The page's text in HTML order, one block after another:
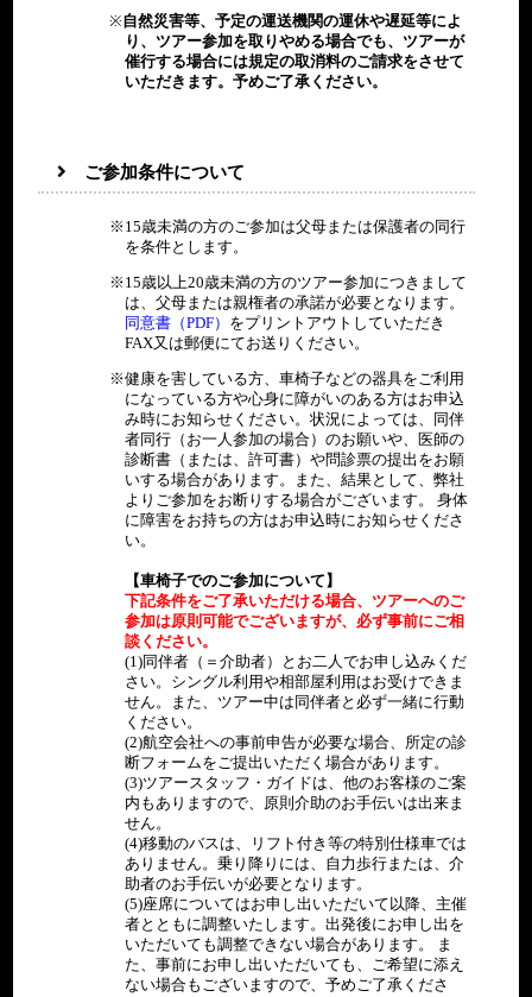
自然災害等、予定の運送機関の運休や遅延等によ
り、ツアー参加を取りやめる場合でも、ツアーが
催行する場合には規定の取消料のご請求をさせて
いただきます。予めご了承ください。
ご参加条件について
15歳未満の方のご参加は父母または保護者の同行
を条件とします。
15歳以上20歳未満の方のツアー参加につきまして
は、父母または親権者の承諾が必要となります。
同意書（PDF） をプリントアウトしていただき
FAX又は郵便にてお送りください。
健康を害している方、車椅子などの器具をご利用
になっている方や心身に障がいのある方はお申込
み時にお知らせください。状況によっては、同伴
者同行（お一人参加の場合）のお願いや、医師の
診断書（または、許可書）や問診票の提出をお願
いする場合があります。また、結果として、弊社
よりご参加をお断りする場合がございます。 身体
に障害をお持ちの方はお申込時にお知らせくださ
い。
【車椅子でのご参加について】
下記条件をご了承いただける場合、ツアーへのご
参加は原則可能でございますが、必ず事前にご相
談ください。
(1)同伴者（＝介助者）とお二人でお申し込みくだ
さい。シングル利用や相部屋利用はお受けできま
せん。また、ツアー中は同伴者と必ず一緒に行動
ください。
(2)航空会社への事前申告が必要な場合、所定の診
断フォームをご提出いただく場合があります。
(3)ツアースタッフ・ガイドは、他のお客様のご案
内もありますので、原則介助のお手伝いは出来ま
せん。
(4)移動のバスは、リフト付き等の特別仕様車では
ありません。乗り降りには、自力歩行または、介
助者のお手伝いが必要となります。
(5)座席についてはお申し出いただいて以降、主催
者とともに調整いたします。出発後にお申し出を
いただいても調整できない場合があります。 ま
た、事前にお申し出いただいても、ご希望に添え
ない場合もございますので、予めご了承くださ